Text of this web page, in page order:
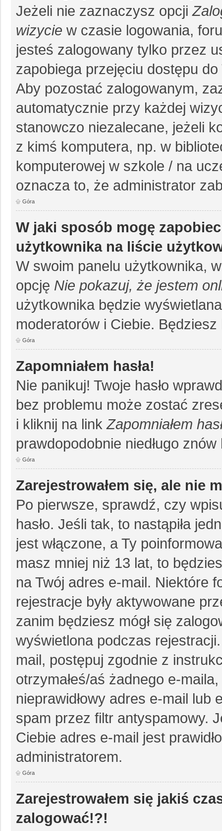
Jeżeli nie zaznaczysz opcji
wizycie w czasie logowania,
jesteś zalogowany tylko przez
zapobiega przejęciu dostępu
Aby pozostać zalogowanym,
automatycznie przy każdej
stanowczo niezalecane, jeżeli
z kimś komputera, np. w
komputerowej w szkole / na
oznacza to, że administrator
Góra
W jaki sposób mogę
użytkownika na liście
W swoim panelu użytkownika,
opcję Nie pokazuj, że jestem
użytkownika będzie
moderatorów i Ciebie.
Góra
Zapomniałem hasła!
Nie panikuj! Twoje hasło
bez problemu może zostać
i kliknij na link Zapomniałem
prawdopodobnie niedługo
Góra
Zarejestrowałem się, ale nie
Po pierwsze, sprawdź, czy
hasło. Jeśli tak, to nastąpiła
jest włączone, a Ty
masz mniej niż 13 lat, to
na Twój adres e-mail. Niektóre
rejestracje były aktywowane
zanim będziesz mógł się
wyświetlona podczas
mail, postępuj zgodnie z
otrzymałeś/aś żadnego e-
nieprawidłowy adres e-mail lub
spam przez filtr antyspamowy.
Ciebie adres e-mail jest
administratorem.
Góra
Zarejestrowałem się jakiś
zalogować!?!